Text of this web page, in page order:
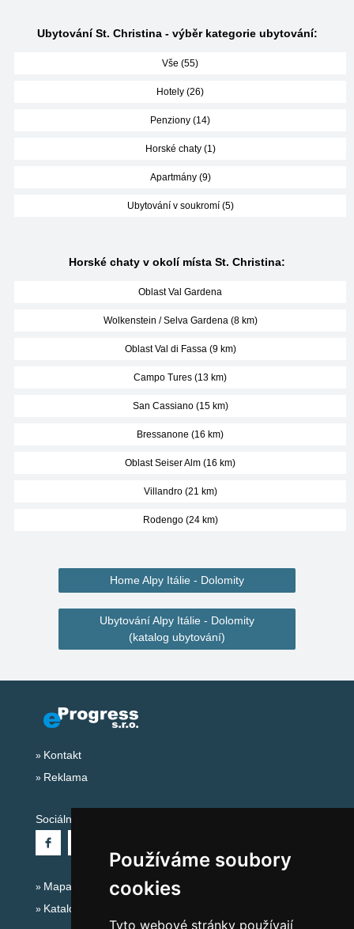
Používáme soubory
cookies
Tyto webové stránky používají
Ubytování St. Christina - výběr kategorie ubytování:
Vše (55)
Hotely (26)
Penziony (14)
Horské chaty (1)
Apartmány (9)
Ubytování v soukromí (5)
Horské chaty v okolí místa St. Christina:
Oblast Val Gardena
Wolkenstein / Selva Gardena (8 km)
Oblast Val di Fassa (9 km)
Campo Tures (13 km)
San Cassiano (15 km)
Bressanone (16 km)
Oblast Seiser Alm (16 km)
Villandro (21 km)
Rodengo (24 km)
Home Alpy Itálie - Dolomity
Ubytování Alpy Itálie - Dolomity
(katalog ubytování)
Kontakt
Reklama
Sociální sítě:
Mapa serveru Alpy Itálie - Dolomity
Katalog ubytování